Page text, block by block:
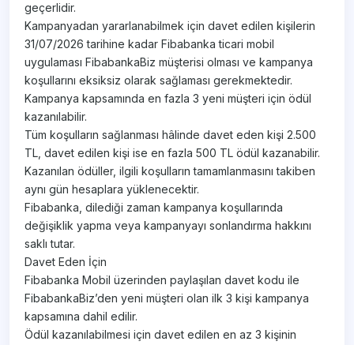
geçerlidir.
Kampanyadan yararlanabilmek için davet edilen kişilerin
31/07/2026 tarihine kadar Fibabanka ticari mobil
uygulaması FibabankaBiz müşterisi olması ve kampanya
koşullarını eksiksiz olarak sağlaması gerekmektedir.
Kampanya kapsamında en fazla 3 yeni müşteri için ödül
kazanılabilir.
Tüm koşulların sağlanması hâlinde davet eden kişi 2.500
TL, davet edilen kişi ise en fazla 500 TL ödül kazanabilir.
Kazanılan ödüller, ilgili koşulların tamamlanmasını takiben
aynı gün hesaplara yüklenecektir.
Fibabanka, dilediği zaman kampanya koşullarında
değişiklik yapma veya kampanyayı sonlandırma hakkını
saklı tutar.
Davet Eden İçin
Fibabanka Mobil üzerinden paylaşılan davet kodu ile
FibabankaBiz’den yeni müşteri olan ilk 3 kişi kampanya
kapsamına dahil edilir.
Ödül kazanılabilmesi için davet edilen en az 3 kişinin